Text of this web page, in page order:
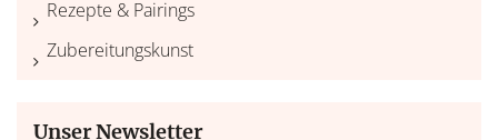
Rezepte & Pairings
Zubereitungskunst
Unser Newsletter